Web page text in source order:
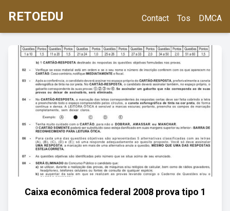
RETOEDU Contact Tos DMCA
Caixa econômica federal 2008 prova tipo 1